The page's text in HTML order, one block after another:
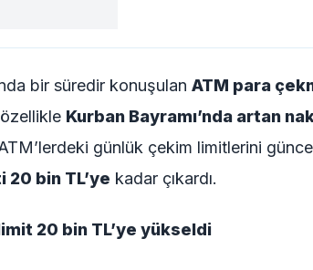
bir süredir konuşulan ATM para
Kurban Bayramı’nda artan
günlük çekim limitlerini
20 bin TL’ye kadar çıkardı.
20 bin TL’ye yükseldi